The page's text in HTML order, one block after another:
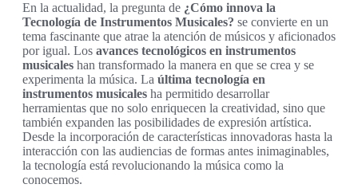
En la actualidad, la pregunta de ¿Cómo innova la
Tecnología de Instrumentos Musicales? se convierte en un
tema fascinante que atrae la atención de músicos y aficionados
por igual. Los avances tecnológicos en instrumentos
musicales han transformado la manera en que se crea y se
experimenta la música. La última tecnología en
instrumentos musicales ha permitido desarrollar
herramientas que no solo enriquecen la creatividad, sino que
también expanden las posibilidades de expresión artística.
Desde la incorporación de características innovadoras hasta la
interacción con las audiencias de formas antes inimaginables,
la tecnología está revolucionando la música como la
conocemos.